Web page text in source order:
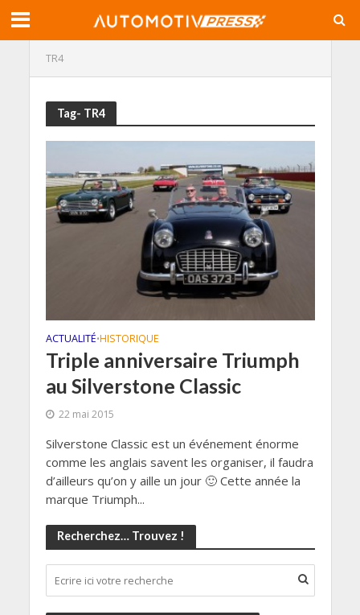
TR4
Tag- TR4
ACTUALITÉ•HISTORIQUE
Triple anniversaire Triumph
au Silverstone Classic
22 mai 2015
Silverstone Classic est un événement énorme
comme les anglais savent les organiser, il faudra
d’ailleurs qu’on y aille un jour 🙂 Cette année la
marque Triumph...
Recherchez… Trouvez !